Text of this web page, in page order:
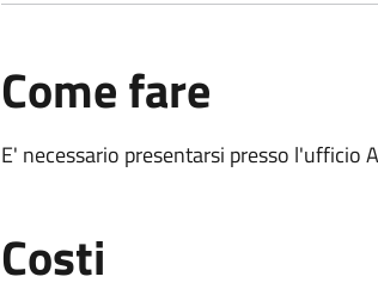
Come fare
E' necessario presentarsi presso l'ufficio
Costi